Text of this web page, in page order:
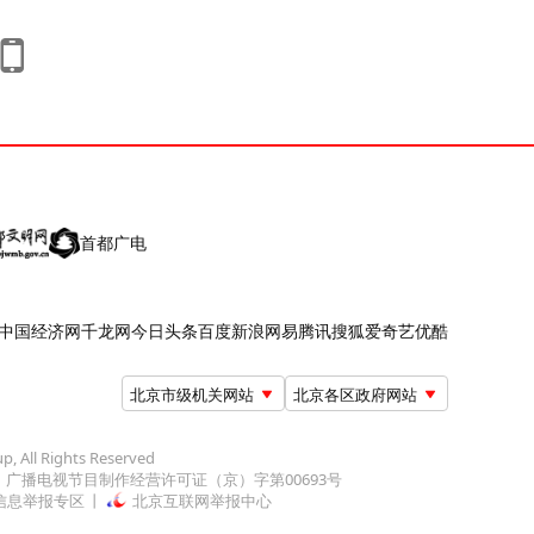
首都广电
国经济网千龙网今日头条百度新浪网易腾讯搜狐爱奇艺优酷
北京市级机关网站 北京各区政府网站
All Rights Reserved
广播电视节目制作经营许可证（京）字第00693号
息举报专区
北京互联网举报中心